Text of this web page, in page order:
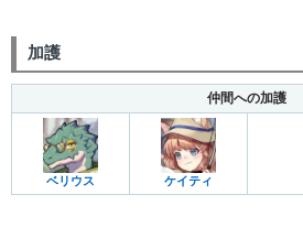
加護
仲間への加護
ベリウス ケイティ